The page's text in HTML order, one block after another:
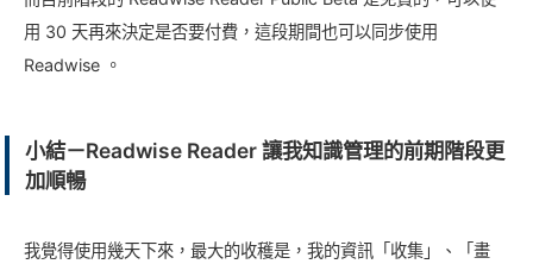
用 30 天再來決定是否要付費，這段期間也可以同步使用
Readwise 。
小結－Readwise Reader 讓我知識管理的前期階段更
加順暢
我覺得使用幾天下來，最大的收穫是，我的資訊「收集」、「畫